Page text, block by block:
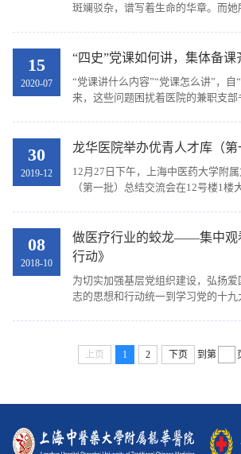
斑斓驳杂，谱写着生命的华章。而
15
2020-07
“四史”党课如何讲，集体备课
“党课讲什么内容”“党课怎么讲”，自
来，这些问题困扰着医院的兼职支
30
2019-12
龙华医院举办优青人才库（
12月27日下午，上海中医药大学附
（第一批）总结交流会在12号楼1楼
08
2018-10
做医疗行业的蛟龙——集中观
行动》
为切实加强基层党组织建设，弘扬
志的思想和行动统一到学习党的十
上页 1 2 下页 到第